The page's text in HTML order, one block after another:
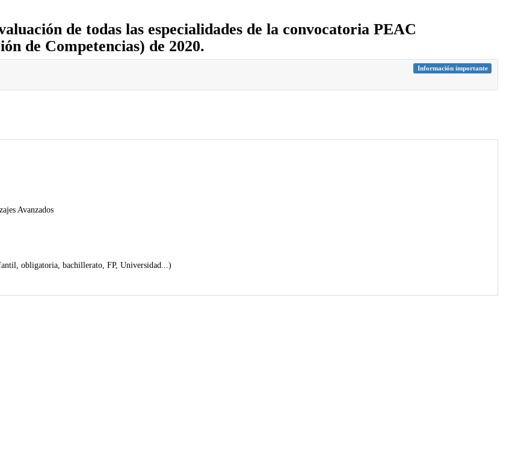
de todas las especialidades de la convocatoria PEAC
de Competencias) de 2020.
Información importante
Avanzados
obligatoria, bachillerato, FP, Universidad...)